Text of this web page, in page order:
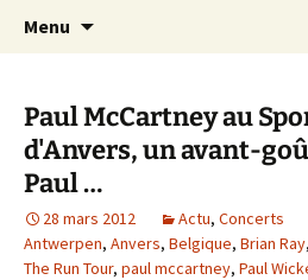
Laurent Rieppi
Journaliste musical ·
Conférencier
Menu
Paul McCartney au
d'Anvers, un avant-
Paul …
28 mars 2012 Actu, Concerts
Antwerpen, Anvers, Belgique, Brian Ray,
The Run Tour, paul mccartney, Paul